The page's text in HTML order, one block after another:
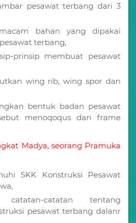
pesawat terbang dari 3
bahan yang dipakai
terbang,
prinsip membuat pesawat
wing rib, wing spor dan
bentuk badan pesawat
menoqoqus dan frame
Madya, seorang Pramuka
SKK Konstruksi Pesawat
catatan-catatan tentang
pesawat terbang dalanr